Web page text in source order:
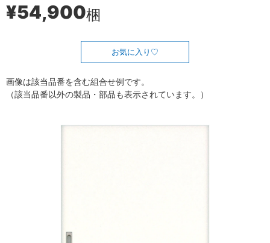
¥54,900梱
お気に入り
画像は該当品番を含む組合せ例です。
（該当品番以外の製品・部品も表示されています。）